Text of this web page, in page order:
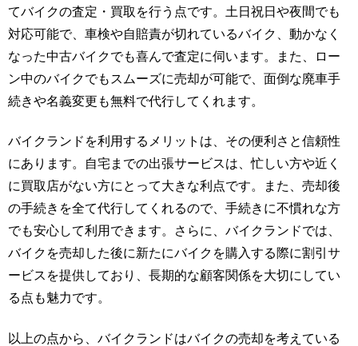
てバイクの査定・買取を行う点です。土日祝日や夜間でも
対応可能で、車検や自賠責が切れているバイク、動かなく
なった中古バイクでも喜んで査定に伺います。また、ロー
ン中のバイクでもスムーズに売却が可能で、面倒な廃車手
続きや名義変更も無料で代行してくれます。
バイクランドを利用するメリットは、その便利さと信頼性
にあります。自宅までの出張サービスは、忙しい方や近く
に買取店がない方にとって大きな利点です。また、売却後
の手続きを全て代行してくれるので、手続きに不慣れな方
でも安心して利用できます。さらに、バイクランドでは、
バイクを売却した後に新たにバイクを購入する際に割引サ
ービスを提供しており、長期的な顧客関係を大切にしてい
る点も魅力です。
以上の点から、バイクランドはバイクの売却を考えている